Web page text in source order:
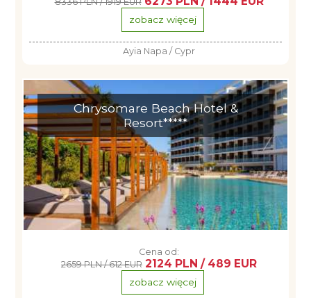
zobacz więcej
Ayia Napa / Cypr
Chrysomare Beach Hotel &
Resort*****
Cena od:
2659 PLN / 612 EUR 2124 PLN / 489 EUR
zobacz więcej